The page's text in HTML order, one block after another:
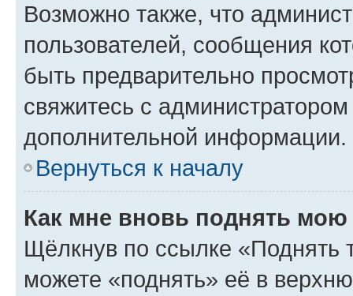
Возможно также, что
пользователей, сообщения
быть предварительно
свяжитесь с
дополнительной информации.
Вернуться к началу
Как мне вновь поднять мою
Щёлкнув по ссылке «Поднять
можете «поднять» её в